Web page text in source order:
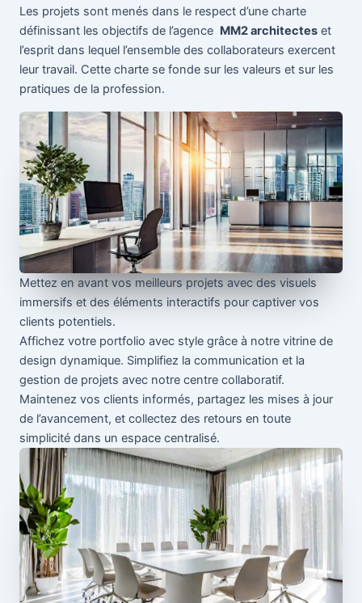
Les projets sont menés dans le respect d’une charte
définissant les objectifs de l’agence MM2 architectes et
l’esprit dans lequel l’ensemble des collaborateurs exercent
leur travail. Cette charte se fonde sur les valeurs et sur les
pratiques de la profession.
Mettez en avant vos meilleurs projets avec des visuels
immersifs et des éléments interactifs pour captiver vos
clients potentiels.
Affichez votre portfolio avec style grâce à notre vitrine de
design dynamique. Simplifiez la communication et la
gestion de projets avec notre centre collaboratif.
Maintenez vos clients informés, partagez les mises à jour
de l’avancement, et collectez des retours en toute
simplicité dans un espace centralisé.